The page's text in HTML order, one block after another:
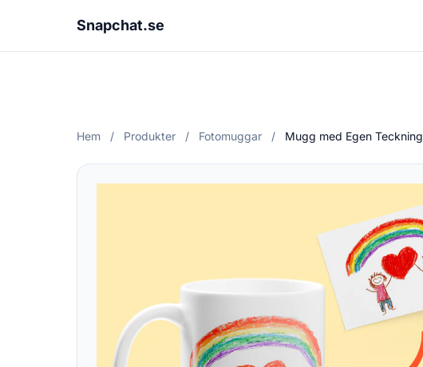
Snapchat.se
Hem / Produkter / Fotomuggar / Mugg med Egen Teckning